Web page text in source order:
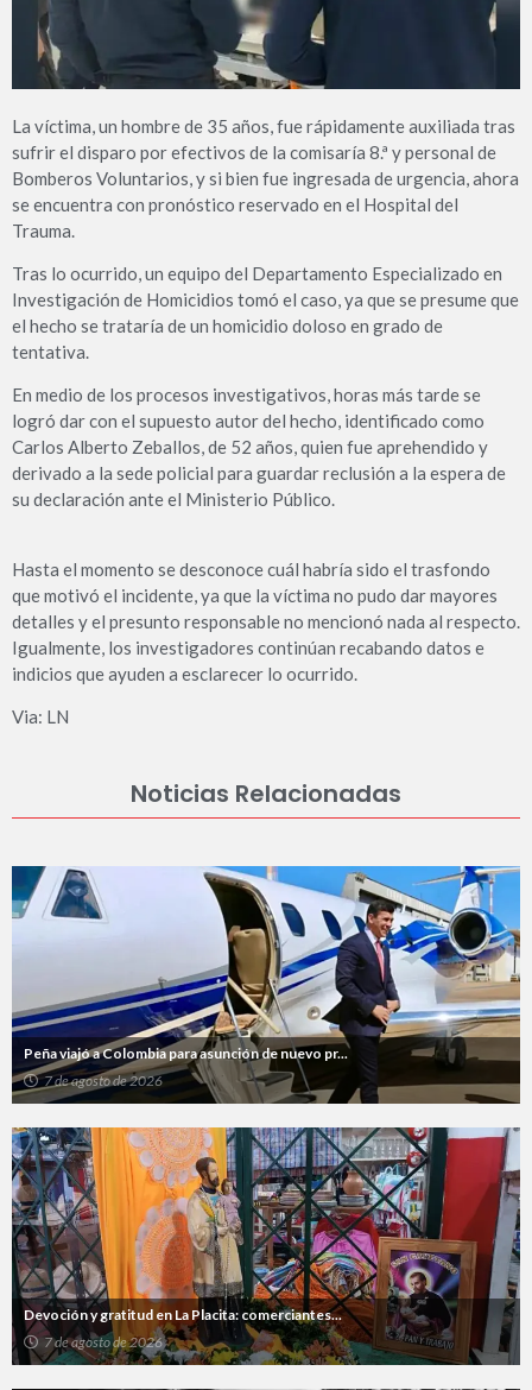
La víctima, un hombre de 35 años, fue rápidamente auxiliada tras
sufrir el disparo por efectivos de la comisaría 8.ª y personal de
Bomberos Voluntarios, y si bien fue ingresada de urgencia, ahora
se encuentra con pronóstico reservado en el Hospital del
Trauma.
Tras lo ocurrido, un equipo del Departamento Especializado en
Investigación de Homicidios tomó el caso, ya que se presume que
el hecho se trataría de un homicidio doloso en grado de
tentativa.
En medio de los procesos investigativos, horas más tarde se
logró dar con el supuesto autor del hecho, identificado como
Carlos Alberto Zeballos, de 52 años, quien fue aprehendido y
derivado a la sede policial para guardar reclusión a la espera de
su declaración ante el Ministerio Público.
Hasta el momento se desconoce cuál habría sido el trasfondo
que motivó el incidente, ya que la víctima no pudo dar mayores
detalles y el presunto responsable no mencionó nada al respecto.
Igualmente, los investigadores continúan recabando datos e
indicios que ayuden a esclarecer lo ocurrido.
Via: LN
Noticias Relacionadas
Peña viajó a Colombia para asunción de nuevo pr...
7 de agosto de 2026
Devoción y gratitud en La Placita: comerciantes...
7 de agosto de 2026